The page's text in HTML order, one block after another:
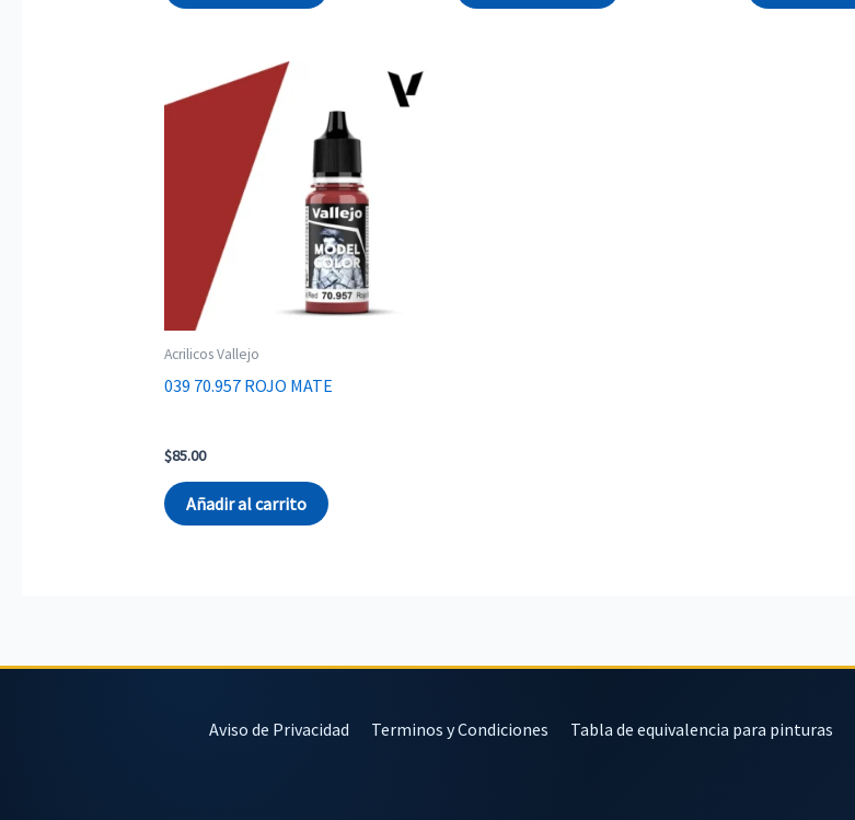
Acrilicos Vallejo
039 70.957 ROJO MATE
$85.00
Añadir al carrito
Aviso de Privacidad Terminos y Condiciones Tabla de equivalencia para pinturas